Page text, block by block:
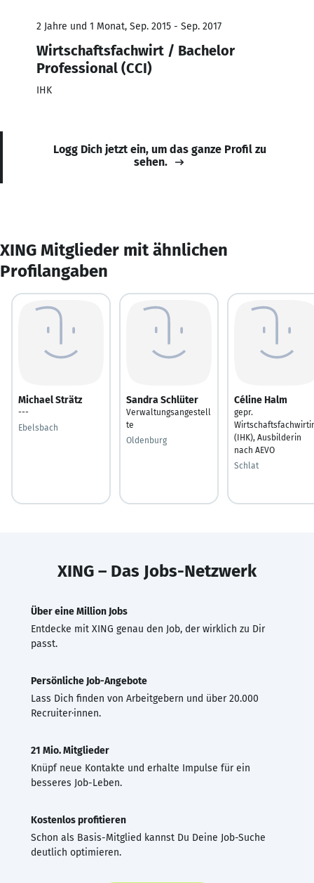
2 Jahre und 1 Monat, Sep. 2015 - Sep. 2017
Wirtschaftsfachwirt / Bachelor
Professional (CCI)
IHK
Logg Dich jetzt ein, um das ganze Profil zu
sehen.
XING Mitglieder mit ähnlichen
Profilangaben
Michael Strätz
---
Ebelsbach
Sandra Schlüter
Verwaltungsangestell
te
Oldenburg
Céline Halm
gepr.
(IHK), Ausbilderin
nach AEVO
Schlat
XING – Das Jobs-Netzwerk
Über eine Million Jobs
Entdecke mit XING genau den Job, der wirklich zu Dir
passt.
Persönliche Job-Angebote
Lass Dich finden von Arbeitgebern und über 20.000
Recruiter·innen.
21 Mio. Mitglieder
Knüpf neue Kontakte und erhalte Impulse für ein
besseres Job-Leben.
Kostenlos profitieren
Schon als Basis-Mitglied kannst Du Deine Job-Suche
deutlich optimieren.